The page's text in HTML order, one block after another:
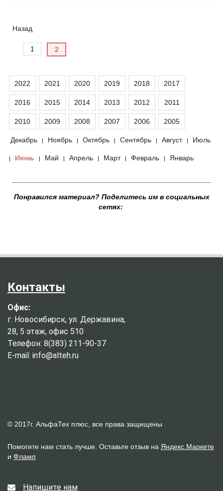
Назад
1 2
2022 2021 2020 2019 2018 2017
2016 2015 2014 2013 2012 2011
2010 2009 2008 2007 2006 2005
Декабрь | Ноябрь | Октябрь | Сентябрь | Август | Июль
| Июнь | Май | Апрель | Март | Февраль | Январь
Понравился материал? Поделитесь им в социальных
сетях:
Контакты
Офис:
г. Новосибирск, ул. Державина,
28, 5 этаж, офис 510
Телефон: 8(383) 211-90-37
E-mail: info@alteh.ru
© 2017г. АльфаТех плюс, все права защищены
Помогите нам стать лучше. Оставьте отзыв на Яндекс.Маркете
и Фламп
Напишите нам